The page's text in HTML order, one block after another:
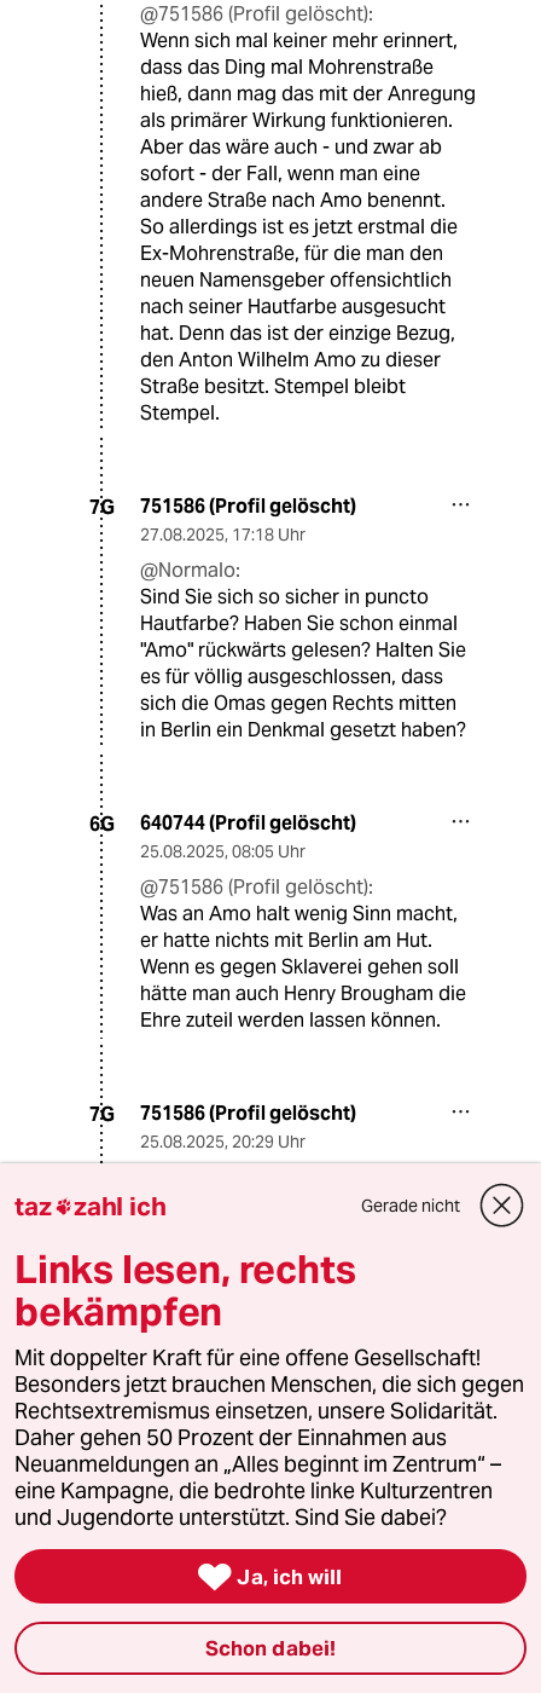
@751586 (Profil gelöscht):
Wenn sich mal keiner mehr erinnert,
dass das Ding mal Mohrenstraße
hieß, dann mag das mit der Anregung
als primärer Wirkung funktionieren.
Aber das wäre auch - und zwar ab
sofort - der Fall, wenn man eine
andere Straße nach Amo benennt.
So allerdings ist es jetzt erstmal die
Ex-Mohrenstraße, für die man den
neuen Namensgeber offensichtlich
nach seiner Hautfarbe ausgesucht
hat. Denn das ist der einzige Bezug,
den Anton Wilhelm Amo zu dieser
Straße besitzt. Stempel bleibt
Stempel.
7G 751586 (Profil gelöscht)
27.08.2025, 17:18 Uhr
@Normalo:
Sind Sie sich so sicher in puncto
Hautfarbe? Haben Sie schon einmal
"Amo" rückwärts gelesen? Halten Sie
es für völlig ausgeschlossen, dass
sich die Omas gegen Rechts mitten
in Berlin ein Denkmal gesetzt haben?
6G 640744 (Profil gelöscht)
25.08.2025, 08:05 Uhr
@751586 (Profil gelöscht):
Was an Amo halt wenig Sinn macht,
er hatte nichts mit Berlin am Hut.
Wenn es gegen Sklaverei gehen soll
hätte man auch Henry Brougham die
Ehre zuteil werden lassen können.
7G 751586 (Profil gelöscht)
25.08.2025, 20:29 Uhr
Der Wikipedia-Artikel über Henry
ich wäre dafür, seinen Namen auf das
nächste freie Straßenschild zu setzen
(falls Brougham nicht irgendwelche
Leichen im Keller hat).
M MK
23.08.2025 14:30 Uhr
@Normalo:
Man sollte aufhören, Straßen nach
Personen zu benennen. Mit
wechselnden Zeitgeist wird man bei
jedem irgendwann irgendwas finden,
was irgendjemand für untragbar hält.
Man könnte mal wieder Anfangen,
taz zahl ich Gerade nicht
Links lesen, rechts
bekämpfen
Mit doppelter Kraft für eine offene Gesellschaft!
Besonders jetzt brauchen Menschen, die sich gegen
Rechtsextremismus einsetzen, unsere Solidarität.
Daher gehen 50 Prozent der Einnahmen aus
Neuanmeldungen an „Alles beginnt im Zentrum“ –
eine Kampagne, die bedrohte linke Kulturzentren
und Jugendorte unterstützt. Sind Sie dabei?
 Ja, ich will
Schon dabei!